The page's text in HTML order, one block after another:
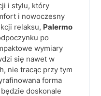
i stylu, który
i nowoczesny
relaksu, Palermo
po
wymiary
się nawet w
nie tracąc przy tym
forma
doskonale